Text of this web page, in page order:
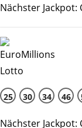
Nächster Jackpot:
25 30 34 46
Nächster Jackpot: